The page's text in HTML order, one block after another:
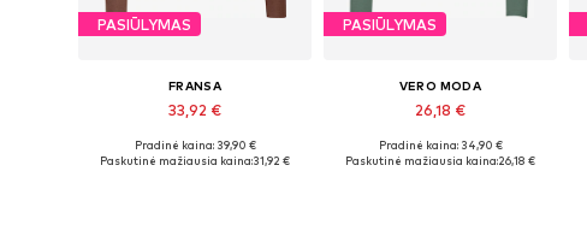
PASIŪLYMAS
FRANSA
33,92 €
Pradinė kaina: 39,90 €
Paskutinė mažiausia kaina:31,92 €
PASIŪLYMAS
VERO MODA
26,18 €
Galimi dydžiai: XS, S, M, L, XL
Pradinė kaina: 34,90 €
Paskutinė mažiausia kaina:26,18 €